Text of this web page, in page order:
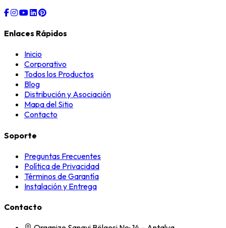
Enlaces Rápidos
Inicio
Corporativo
Todos los Productos
Blog
Distribución y Asociación
Mapa del Sitio
Contacto
Soporte
Preguntas Frecuentes
Política de Privacidad
Términos de Garantía
Instalación y Entrega
Contacto